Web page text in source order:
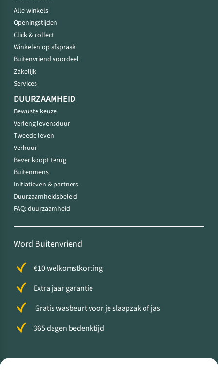
Alle winkels
Openingstijden
Click & collect
Winkelen op afspraak
Buitenvriend voordeel
Zakelijk
Services
DUURZAAMHEID
Bewuste keuze
Verleng levensduur
Tweede leven
Verhuur
Bever koopt terug
Buitenmens
Initiatieven & partners
Duurzaamheidsbeleid
FAQ: duurzaamheid
Word Buitenvriend
€10 welkomstkorting
Extra jaar garantie
Gratis wasbeurt voor je slaapzak of jas
365 dagen bedenktijd